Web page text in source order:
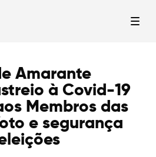
Amarante
à Covid-19
Membros das
e segurança